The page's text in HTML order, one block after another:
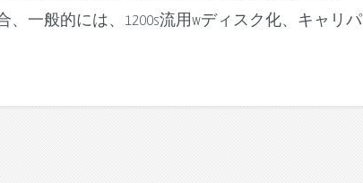
、一般的には、1200s流用wディスク化、キャリパ